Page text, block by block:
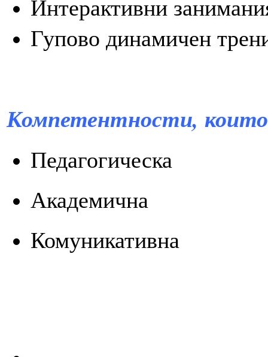
Интерактивни
Гупово динамичен
Компетентности,
Педагогическа
Академична
Комуникативна